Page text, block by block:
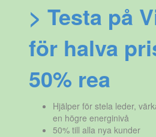
> Testa på
för halva
50% rea
Hjälper för stela leder,
en högre energinivå
50% till alla nya kunder